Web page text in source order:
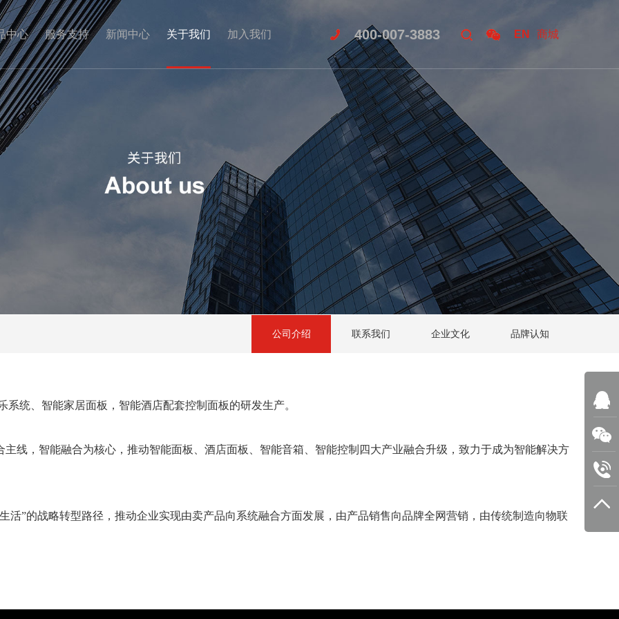
中心 服务支持 新闻中心 关于我们 加入我们 400-007-3883 EN 商城
公司介绍 联系我们 企业文化 品牌认知
系统、智能家居面板，智能酒店配套控制面板的研发生产。
线，智能融合为核心，推动智能面板、酒店面板、智能音箱、智能控制四大产业融合升级，致力于成为智能解决方
”的战略转型路径，推动企业实现由卖产品向系统融合方面发展，由产品销售向品牌全网营销，由传统制造向物联